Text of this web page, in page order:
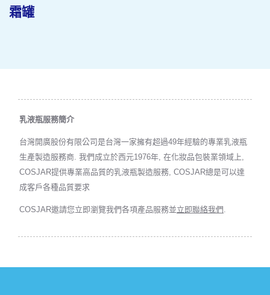
霜罐
乳液瓶服務簡介
台灣開廣股份有限公司是台灣一家擁有超過49年經驗的專業乳液瓶
生產製造服務商. 我們成立於西元1976年, 在化妝品包裝業領域上,
COSJAR提供專業高品質的乳液瓶製造服務, COSJAR總是可以達
成客戶各種品質要求
COSJAR邀請您立即瀏覽我們各項產品服務並立即聯絡我們 .